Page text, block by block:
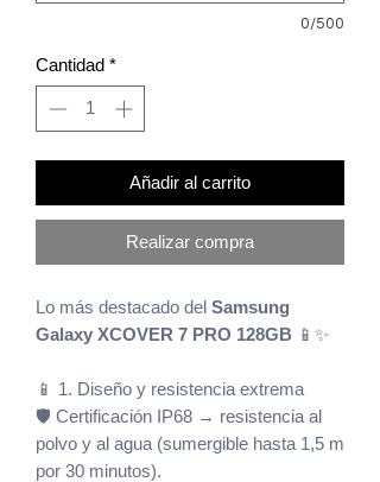
0/500
Cantidad *
Añadir al carrito
Realizar compra
Lo más destacado del Samsung
Galaxy XCOVER 7 PRO 128GB 📱✨
📱 1. Diseño y resistencia extrema
🛡️ Certificación IP68 → resistencia al
polvo y al agua (sumergible hasta 1,5 m
por 30 minutos).